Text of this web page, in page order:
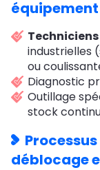
industrielles
ou
Diagnostic
Outillage
stock
déblocage